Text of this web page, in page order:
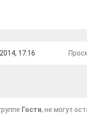
17:16
Гости, не могут